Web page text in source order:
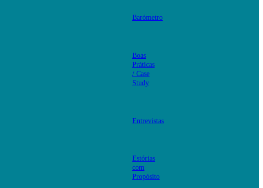
Barómetro
Boas
Práticas
/ Case
Study
Entrevistas
Estórias
com
Propósito